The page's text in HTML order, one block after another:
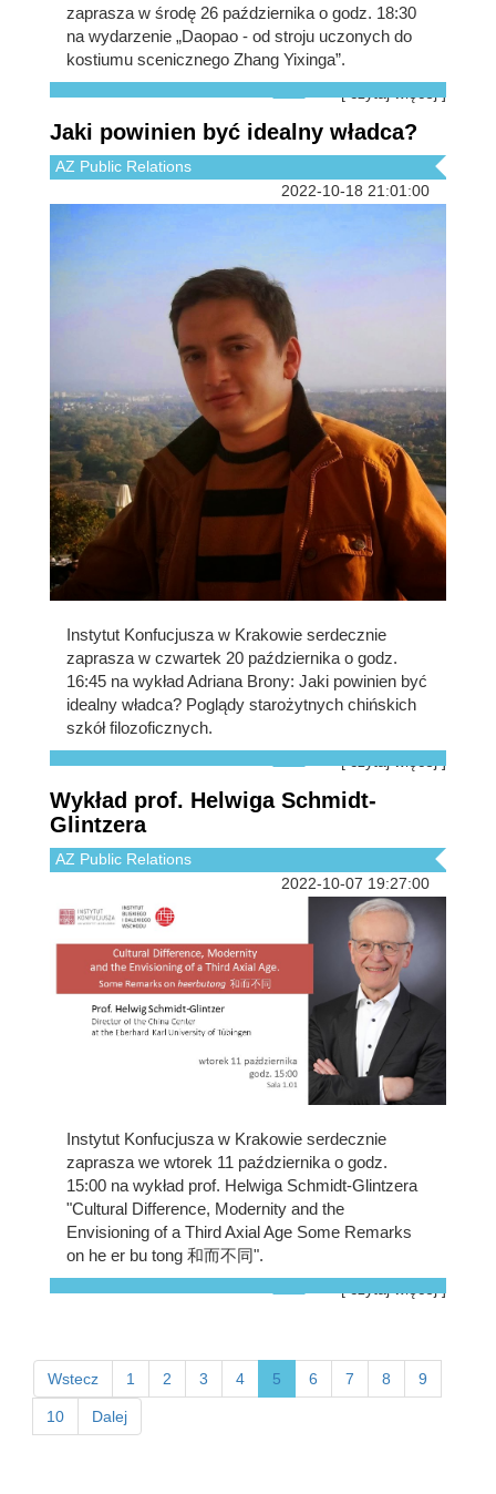
zaprasza w środę 26 października o godz. 18:30
na wydarzenie „Daopao - od stroju uczonych do
kostiumu scenicznego Zhang Yixinga”.
[ czytaj więcej ]
Jaki powinien być idealny władca?
AZ Public Relations
2022-10-18 21:01:00
Instytut Konfucjusza w Krakowie serdecznie
zaprasza w czwartek 20 października o godz.
16:45 na wykład Adriana Brony: Jaki powinien być
idealny władca? Poglądy starożytnych chińskich
szkół filozoficznych.
[ czytaj więcej ]
Wykład prof. Helwiga Schmidt-
Glintzera
AZ Public Relations
2022-10-07 19:27:00
Instytut Konfucjusza w Krakowie serdecznie
zaprasza we wtorek 11 października o godz.
15:00 na wykład prof. Helwiga Schmidt-Glintzera
"Cultural Difference, Modernity and the
Envisioning of a Third Axial Age Some Remarks
on he er bu tong 和而不同".
Wstecz 1 2 3 4 5 6 7 8 9
10 Dalej